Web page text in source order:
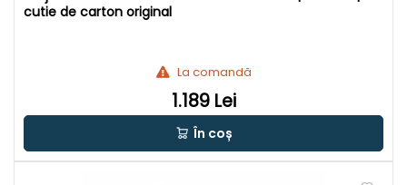
cutie de carton original
La comandă
1.189 Lei
În coș